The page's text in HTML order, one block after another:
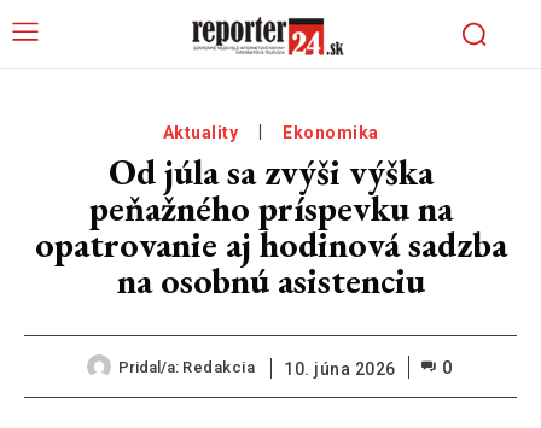
Aktuality Ekonomika
Od júla sa zvýši výška
peňažného príspevku na
opatrovanie aj hodinová sadzba
na osobnú asistenciu
Pridal/a: Redakcia 10. júna 2026 0